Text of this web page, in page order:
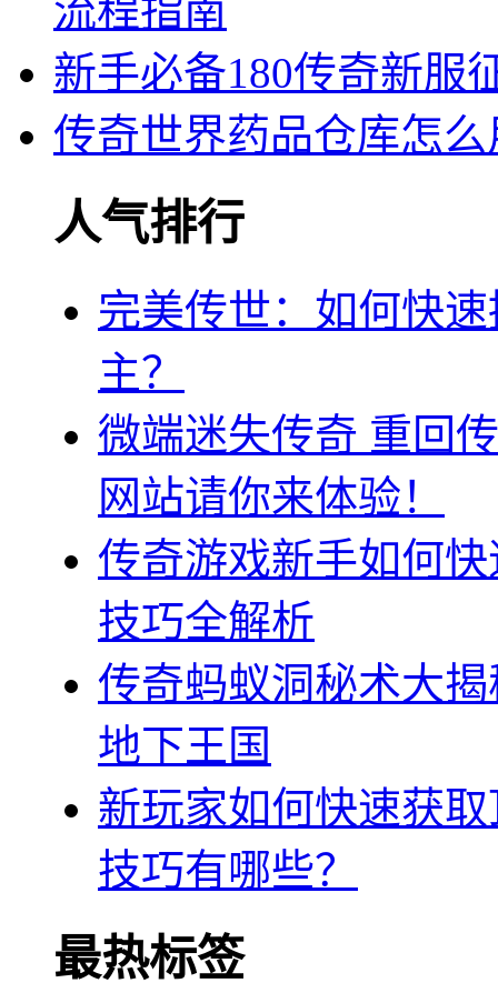
流程指南
新手必备180传奇新服
传奇世界药品仓库怎
人气排行
完美传世：如何快
主？
微端迷失传奇 重回
网站请你来体验！
传奇游戏新手如何
技巧全解析
传奇蚂蚁洞秘术大
地下王国
新玩家如何快速获
技巧有哪些？
最热标签